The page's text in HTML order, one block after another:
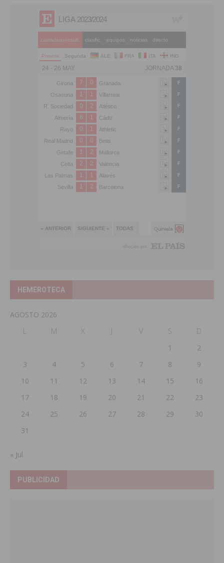
HEMEROTECA
AGOSTO 2026
L
M X J V S
D
1
2
3
4 5 6 7 8
9
10
11 12 13 14 15
16
17
18 19 20 21 22
23
24
25 26 27 28 29
30
31
« Jul
PUBLICIDAD